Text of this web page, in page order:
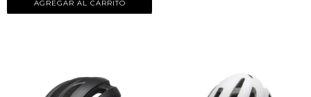
AGREGAR AL CARRITO